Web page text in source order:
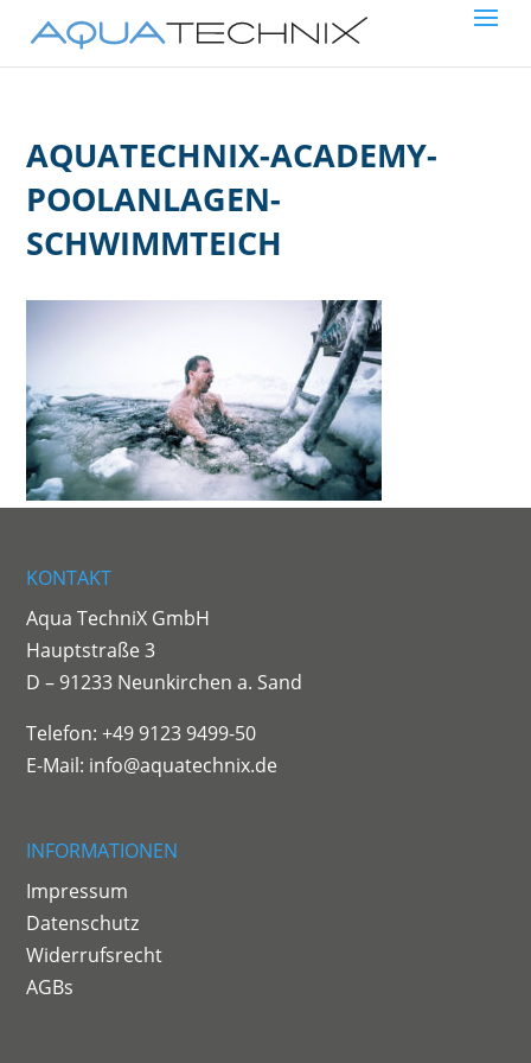
AQUATECHNIX-ACADEMY-
POOLANLAGEN-
SCHWIMMTEICH
KONTAKT
Aqua TechniX GmbH
Hauptstraße 3
D – 91233 Neunkirchen a. Sand
Telefon: +49 9123 9499-50
E-Mail: info@aquatechnix.de
INFORMATIONEN
Impressum
Datenschutz
Widerrufsrecht
AGBs